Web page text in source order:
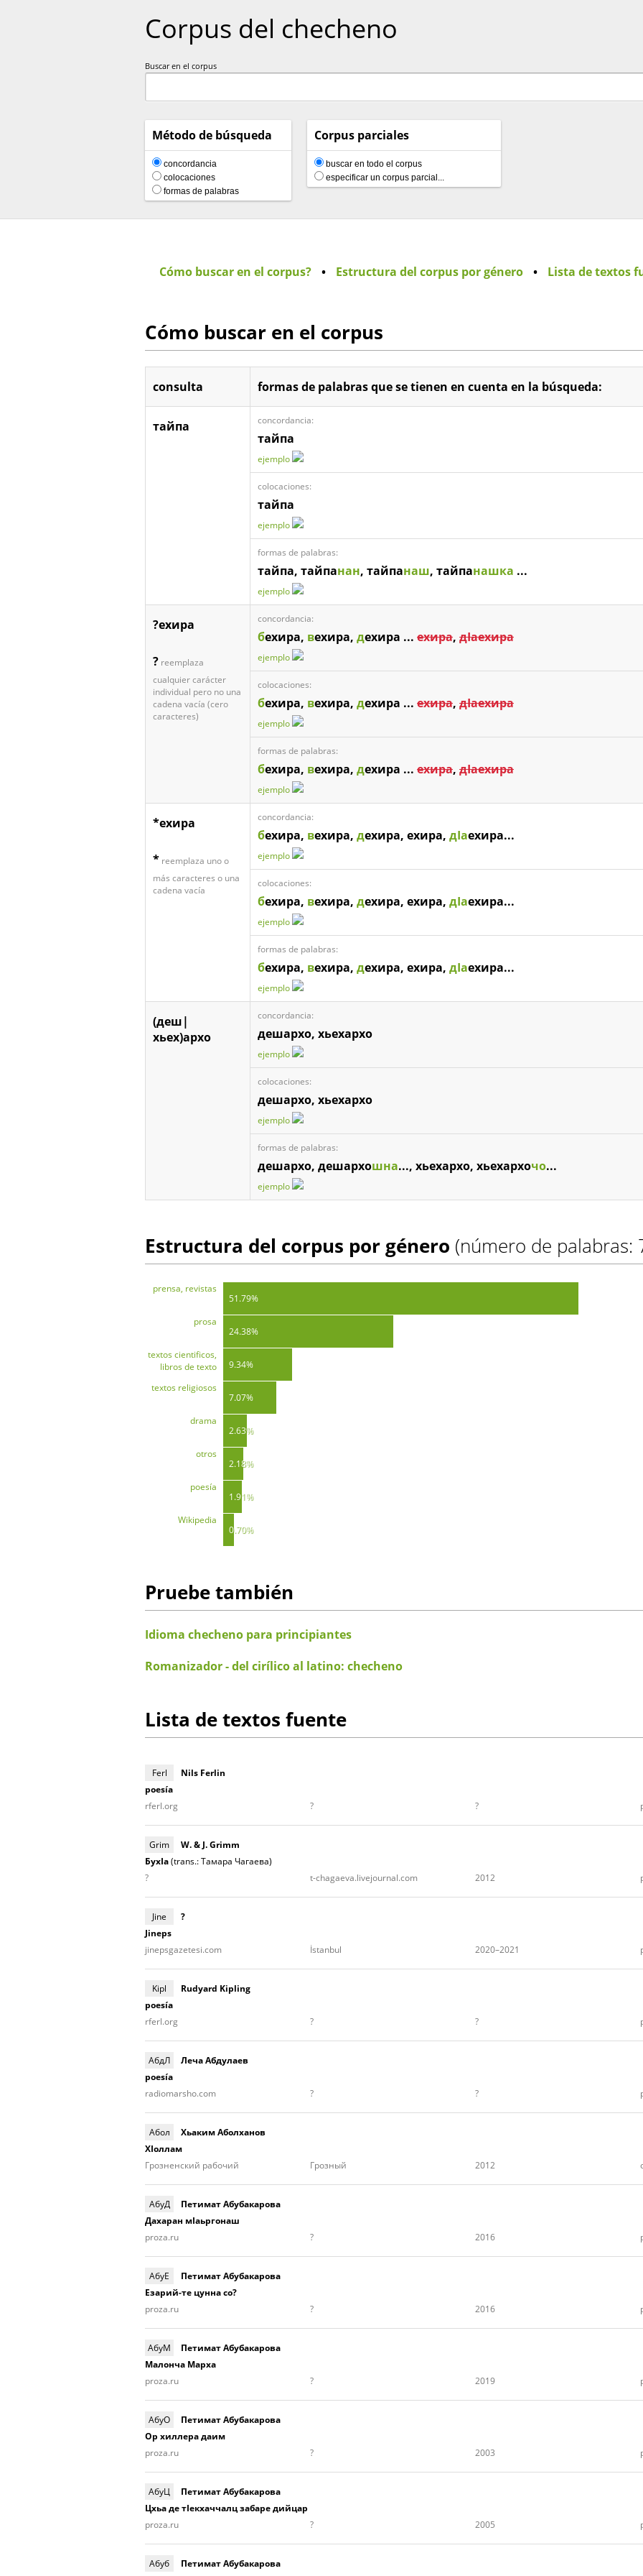
Corpus del checheno
Buscar en el corpus
Método de búsqueda
concordancia
colocaciones
formas de palabras
Corpus parciales
buscar en todo el corpus
especificar un corpus parcial...
Cómo buscar en el corpus? • Estructura del corpus por género • Lista de textos
Cómo buscar en el corpus
consulta formas de palabras que se tienen en cuenta en la búsqueda:
тайпа concordancia:
тайпа
ejemplo
colocaciones:
тайпа
ejemplo
formas de palabras:
тайпа, тайпанан, тайпанаш, тайпанашка ...
ejemplo
?ехира
? reemplaza
cualquier carácter
individual pero no una
cadena vacía (cero
caracteres)
concordancia:
бехира, вехира, дехира ... ехира, дIаехира
ejemplo
colocaciones:
бехира, вехира, дехира ... ехира, дIаехира
ejemplo
formas de palabras:
бехира, вехира, дехира ... ехира, дIаехира
ejemplo
*ехира
* reemplaza uno o
más caracteres o una
cadena vacía
concordancia:
бехира, вехира, дехира, ехира, дIаехира...
ejemplo
colocaciones:
бехира, вехира, дехира, ехира, дIаехира...
ejemplo
formas de palabras:
бехира, вехира, дехира, ехира, дIаехира...
ejemplo
(деш|
хьех)архо
concordancia:
дешархо, хьехархо
ejemplo
colocaciones:
дешархо, хьехархо
ejemplo
formas de palabras:
дешархо, дешархошна..., хьехархо, хьехархочо...
ejemplo
Estructura del corpus por género (número de palabras:
prensa, revistas
51.79%
prosa
24.38%
textos cientificos,
libros de texto
9.34%
textos religiosos
7.07%
drama
2.63%
otros
2.18%
poesía
1.91%
Wikipedia
0.70%
Pruebe también
Idioma checheno para principiantes
Romanizador - del cirílico al latino: checheno
Lista de textos fuente
Ferl
Nils Ferlin
poesía
rferl.org
? ?
Grim
W. & J. Grimm
БухIа(trans.: Тамара Чагаева)
?
t-chagaeva.livejournal.com 2012
Jine
?
Jineps
jinepsgazetesi.com
İstanbul 2020–2021
Kipl
Rudyard Kipling
poesía
rferl.org
? ?
АбдЛ
Леча Абдулаев
poesía
radiomarsho.com
? ?
Абол
Хьаким Аболханов
ХIоллам
Грозненский рабочий
Грозный 2012
АбуД
Петимат Абубакарова
Дахаран мIаьргонаш
proza.ru
? 2016
АбуЕ
Петимат Абубакарова
Езарий-те цунна со?
proza.ru
? 2016
АбуМ
Петимат Абубакарова
Малонча Марха
proza.ru
? 2019
АбуО
Петимат Абубакарова
Ор хиллера даим
proza.ru
? 2003
АбуЦ
Петимат Абубакарова
Цхьа де тIекхаччалц забаре дийцар
proza.ru
? 2005
Абуб
Петимат Абубакарова